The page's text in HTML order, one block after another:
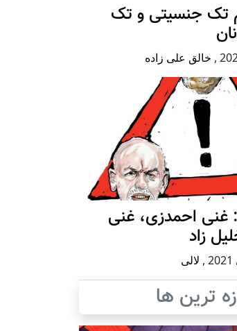
تک جنسیتی و تک
, خالق علی زاده
غنی احمدزی، غنی
زاد
, لالی
ترین ها